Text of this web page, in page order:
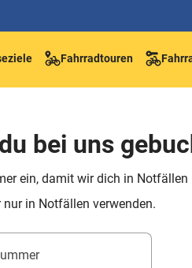
Fahrradtouren
bei uns
ein, damit wir dich in
in Notfällen verwenden.